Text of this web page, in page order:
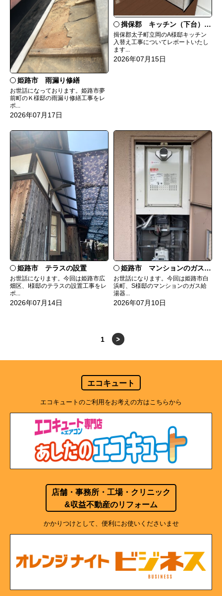
姫路市 雨漏り修繕
お世話になっております。姫路市夢
前町のＫ様邸の雨漏り修繕工事をレ
ポ...
2026年07月17日
揖保郡 キッチン（下台）交換
揖保郡太子町立岡のA様邸キッチン
入替え工事についてレポートいたし
ます...
2026年07月15日
姫路市 テラスの設置
お世話になります。今回は姫路市広
畑区、I様邸のテラスの設置工事をレ
ポ...
2026年07月14日
姫路市 マンションのガス給湯器の交換
お世話になります。今回は姫路市白
浜町、S様邸のマンションのガス給
湯器...
2026年07月10日
1 >
エコキュート
エコキュートのご利用をお考えの方はこちらから
店舗・事務所・工場・クリニック
&収益不動産のリフォーム
かかりつけとして、便利にお使いくださいませ